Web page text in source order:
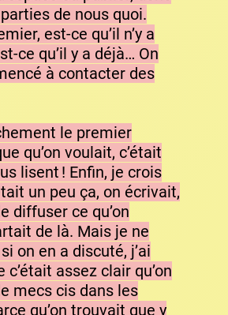
de nous quoi.
est-ce qu’il n’y a
ce qu’il y a déjà… On
à contacter des
le premier
qu’on voulait, c’était
lisent ! Enfin, je crois
un peu ça, on écrivait,
diffuser ce qu’on
de là. Mais je ne
on en a discuté, j’ai
c’était assez clair qu’on
mecs cis dans les
qu’on trouvait que y